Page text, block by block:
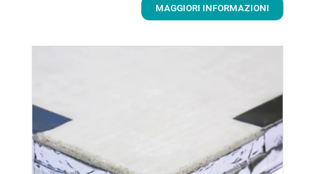
MAGGIORI INFORMAZIONI